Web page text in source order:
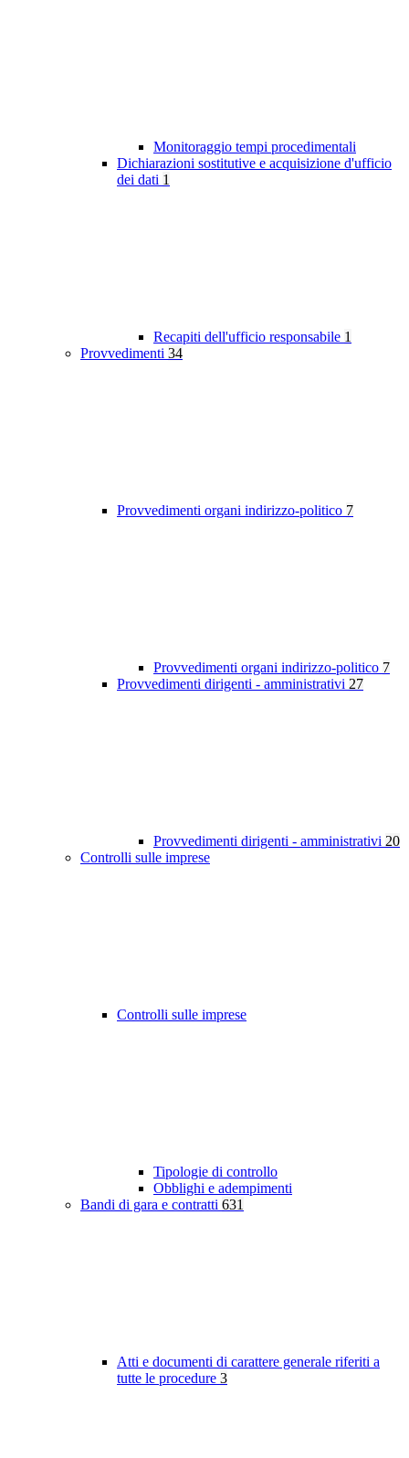
Monitoraggio tempi procedimentali
Dichiarazioni sostitutive e acquisizione d'ufficio
dei dati 1
Recapiti dell'ufficio responsabile 1
Provvedimenti 34
Provvedimenti organi indirizzo-politico 7
Provvedimenti organi indirizzo-politico 7
Provvedimenti dirigenti - amministrativi 27
Provvedimenti dirigenti - amministrativi 20
Controlli sulle imprese
Controlli sulle imprese
Tipologie di controllo
Obblighi e adempimenti
Bandi di gara e contratti 631
Atti e documenti di carattere generale riferiti a
tutte le procedure 3